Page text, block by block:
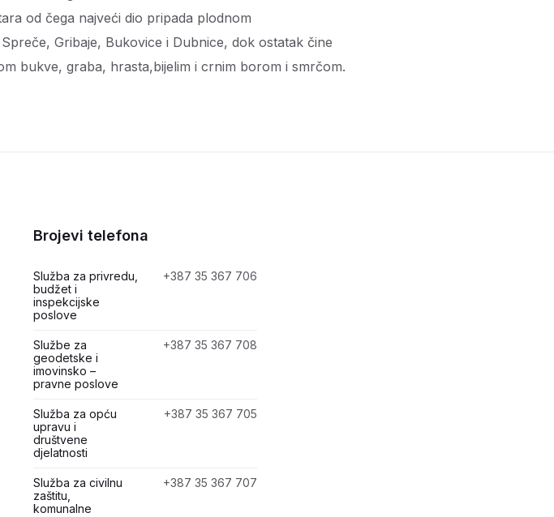
od čega najveći dio pripada plodnom
Gribaje, Bukovice i Dubnice, dok ostatak čine
bukve, graba, hrasta,bijelim i crnim borom i smrčom.
Brojevi telefona
Služba za privredu,
budžet i
inspekcijske
poslove
+387 35 367 706
Službe za
geodetske i
imovinsko –
pravne poslove
+387 35 367 708
Služba za opću
upravu i
društvene
djelatnosti
+387 35 367 705
Služba za civilnu
zaštitu,
komunalne
+387 35 367 707